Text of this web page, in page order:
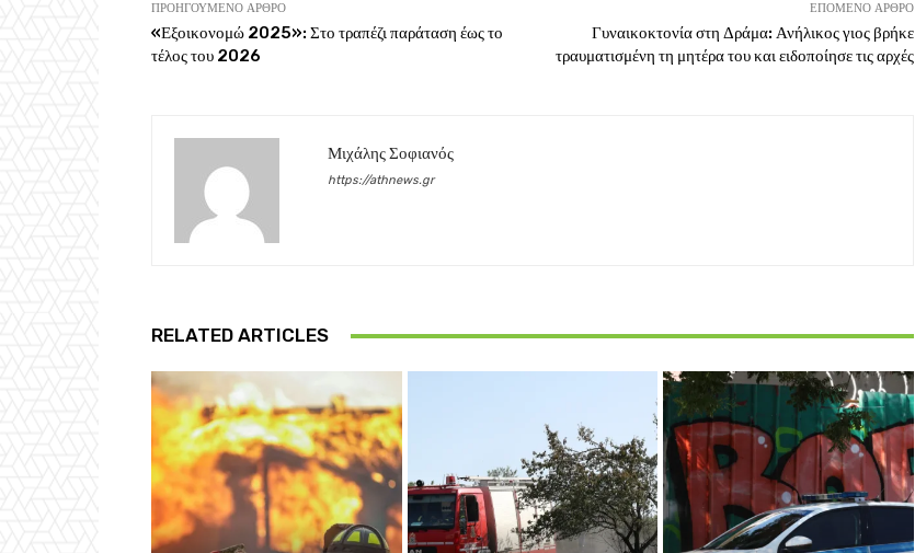
ΠΡΟΗΓΟΎΜΕΝΟ ΆΡΘΡΟ
«Εξοικονομώ 2025»: Στο τραπέζι παράταση έως το
τέλος του 2026
ΕΠΌΜΕΝΟ ΆΡΘΡΟ
Γυναικοκτονία στη Δράμα: Ανήλικος γιος βρήκε
τραυματισμένη τη μητέρα του και ειδοποίησε τις αρχές
Μιχάλης Σοφιανός
https://athnews.gr
RELATED ARTICLES